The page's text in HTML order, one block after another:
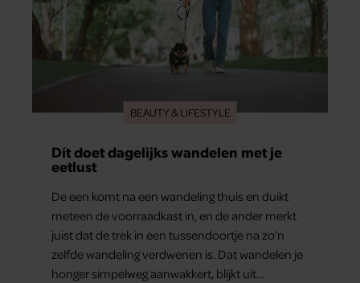
BEAUTY & LIFESTYLE
Dít doet dagelijks wandelen met je
eetlust
De een komt na een wandeling thuis en duikt
meteen de voorraadkast in, en de ander merkt
juist dat de trek in een tussendoortje na zo’n
zelfde wandeling verdwenen is. Dat wandelen je
honger simpelweg aanwakkert, blijkt uit